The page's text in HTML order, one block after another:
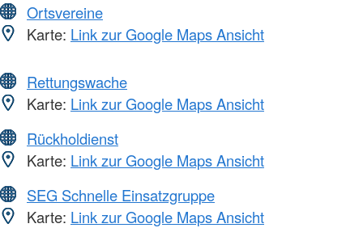
Ortsvereine
Karte: Link zur Google Maps Ansicht
Rettungswache
Karte: Link zur Google Maps Ansicht
Rückholdienst
Karte: Link zur Google Maps Ansicht
SEG Schnelle Einsatzgruppe
Karte: Link zur Google Maps Ansicht